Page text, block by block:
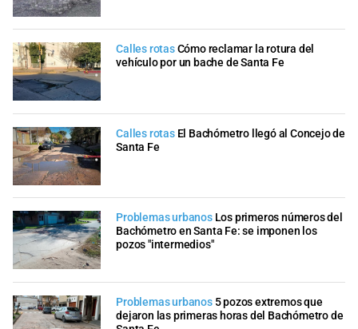
Calles rotasCómo reclamar la rotura del
vehículo por un bache de Santa Fe
Calles rotas El Bachómetro llegó al Concejo de
Santa Fe
Problemas urbanos Los primeros números del
Bachómetro en Santa Fe: se imponen los
pozos "intermedios"
Problemas urbanos 5 pozos extremos que
dejaron las primeras horas del Bachómetro de